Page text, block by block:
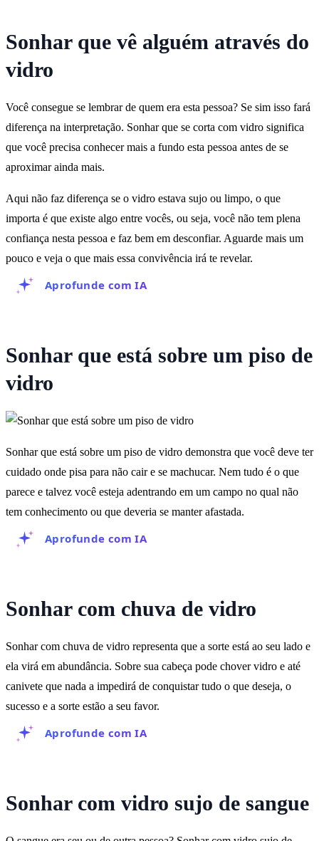
Sonhar que vê alguém através do
vidro
Você consegue se lembrar de quem era esta pessoa? Se sim isso fará
diferença na interpretação. Sonhar que se corta com vidro significa
que você precisa conhecer mais a fundo esta pessoa antes de se
aproximar ainda mais.
Aqui não faz diferença se o vidro estava sujo ou limpo, o que
importa é que existe algo entre vocês, ou seja, você não tem plena
confiança nesta pessoa e faz bem em desconfiar. Aguarde mais um
pouco e veja o que mais essa convivência irá te revelar.
Aprofunde com IA
Sonhar que está sobre um piso de
vidro
Sonhar que está sobre um piso de vidro demonstra que você deve ter
cuidado onde pisa para não cair e se machucar. Nem tudo é o que
parece e talvez você esteja adentrando em um campo no qual não
tem conhecimento ou que deveria se manter afastada.
Aprofunde com IA
Sonhar com chuva de vidro
Sonhar com chuva de vidro representa que a sorte está ao seu lado e
ela virá em abundância. Sobre sua cabeça pode chover vidro e até
canivete que nada a impedirá de conquistar tudo o que deseja, o
sucesso e a sorte estão a seu favor.
Aprofunde com IA
Sonhar com vidro sujo de sangue